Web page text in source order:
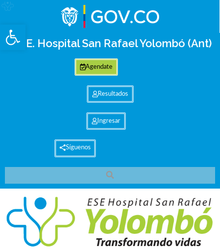
Abrir barra de herramientas
E.S.E. Hospital San Rafael Yolombó (Ant)
Agendate
Resultados
Ingresar
Síguenos